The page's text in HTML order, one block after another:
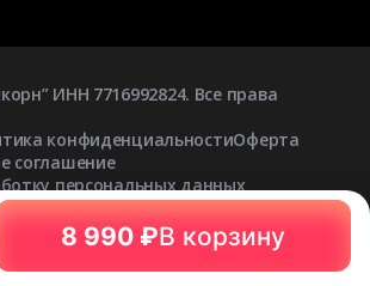
8 990 ₽В корзину
ИНН 7716992824. Все права
конфиденциальностиОферта
соглашение
персональных данных
рекламных рассылок